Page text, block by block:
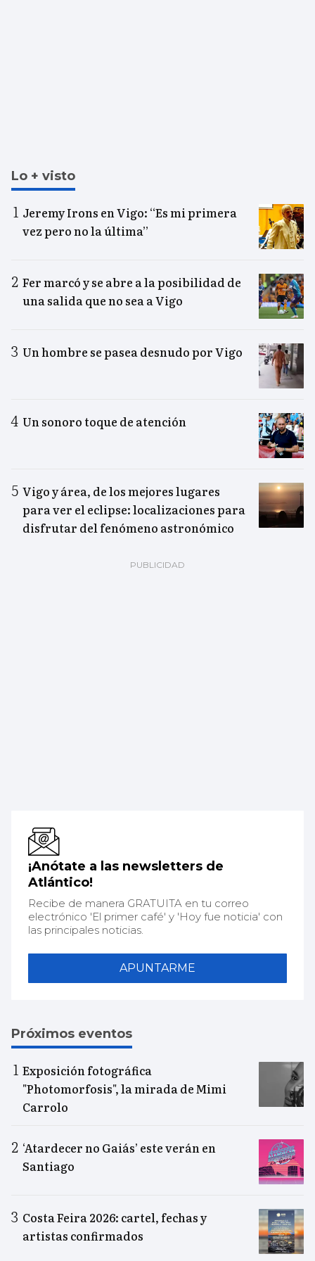
Lo + visto
Jeremy Irons en Vigo: “Es mi primera
vez pero no la última”
Fer marcó y se abre a la posibilidad de
una salida que no sea a Vigo
Un hombre se pasea desnudo por Vigo
Un sonoro toque de atención
Vigo y área, de los mejores lugares
para ver el eclipse: localizaciones para
disfrutar del fenómeno astronómico
¡Anótate a las newsletters de
Atlántico!
Recibe de manera GRATUITA en tu correo
electrónico 'El primer café' y 'Hoy fue noticia' con
las principales noticias.
APUNTARME
Próximos eventos
Exposición fotográfica
"Photomorfosis", la mirada de Mimi
Carrolo
‘Atardecer no Gaiás’ este verán en
Santiago
Costa Feira 2026: cartel, fechas y
artistas confirmados